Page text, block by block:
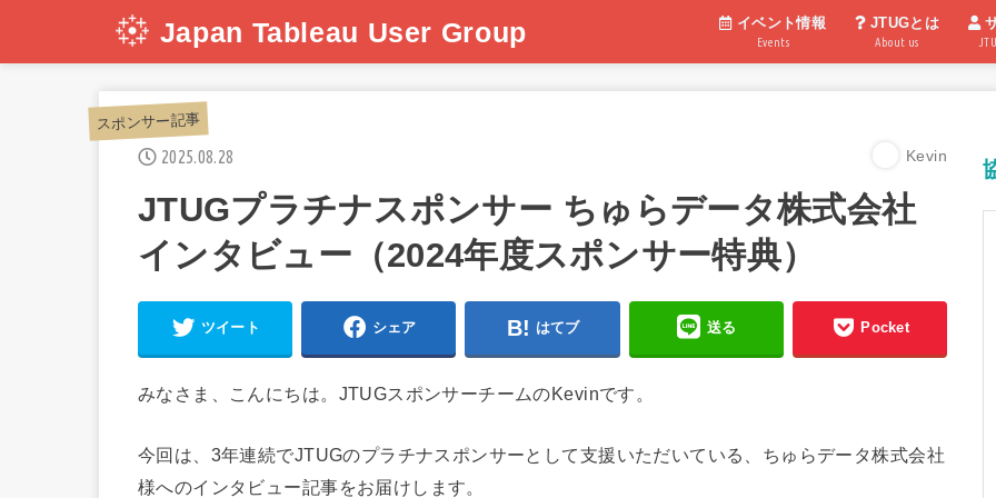
Japan Tableau User Group イベント情報
Events
JTUGとは
About us
スポンサー記事
2025.08.28 Kevin
JTUGプラチナスポンサー ちゅらデータ株式会社
インタビュー（2024年度スポンサー特典）
ツイート シェア はてブ 送る Pocket
みなさま、こんにちは。JTUGスポンサーチームのKevinです。
今回は、3年連続でJTUGのプラチナスポンサーとして支援いただいている、ちゅらデータ株式会社
様へのインタビュー記事をお届けします。